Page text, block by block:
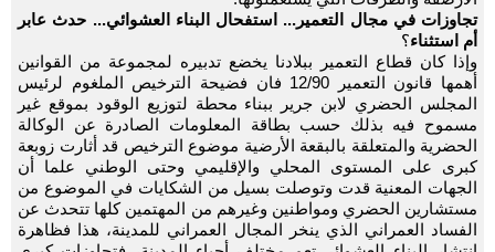
تجاوزات في مجال التعمير... استفحال البناء العشوائي... حدث عابر
أم استثناء؟
وإذا كان قطاع التعمير ببلادنا يخضع تدبيره لمجموعة من القوانين
أهمها قانون التعمير 12/90 فان فضيحة الترخيص الملغوم لرئيس
المجلس الحضري لابن جرير ببناء محطة لتوزيع الوقود بموقع غير
مسموح فيه بذلك حسب بطاقة المعلومات الصادرة عن الوكالة
الحضرية والمتعلقة بالبقعة الأرضية موضوع الترخيص قد أثارت زوبعة
كبرى على المستوى المحلي والإقليمي وحتى الوطني علما أن
الجهات المعنية قدت وتوصلت بسيل من الشكايات في الموضوع من
مستشارين الحضري ومواطنين وغيرهم من المهتمين كلها تتحدث عن
الفساد العمراني الذي ينخر المجال العمراني للمدينة، هذا فظاهرة